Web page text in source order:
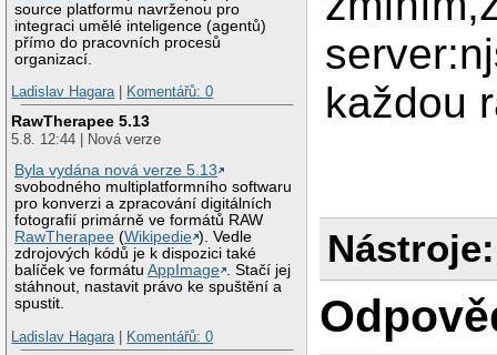
source platformu navrženou pro
integraci umělé inteligence (agentů)
přímo do pracovních procesů
organizací.
Ladislav Hagara| Komentářů: 0
RawTherapee 5.13
5.8. 12:44 | Nová verze
Byla vydána nová verze 5.13
svobodného multiplatformního softwaru
pro konverzi a zpracování digitálních
fotografií primárně ve formátů RAW
RawTherapee (Wikipedie ). Vedle
zdrojových kódů je k dispozici také
balíček ve formátuAppImage . Stačí jej
stáhnout, nastavit právo ke spuštění a
spustit.
Ladislav Hagara| Komentářů: 0
každou
Nástroje: